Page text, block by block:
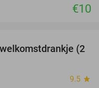
€10
34%
(2
9.5 star